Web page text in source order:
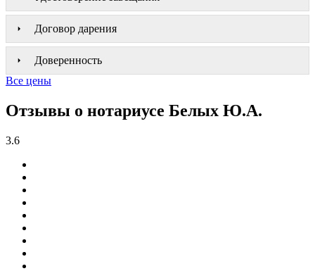
Договор дарения
Доверенность
Все цены
Отзывы о нотариусе Белых Ю.А.
3.6